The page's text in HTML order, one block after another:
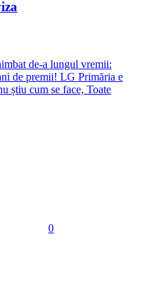
de-a lungul vremii:
de premii! LG Primăria e
știu cum se face, Toate
0